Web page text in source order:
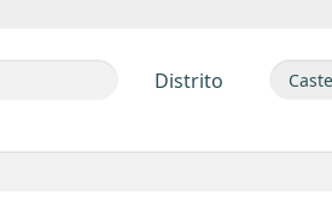
Distrito